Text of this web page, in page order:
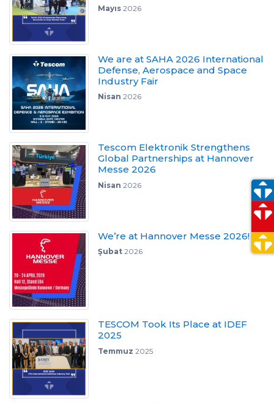
Mayıs2026
We are at SAHA 2026 International
Defense, Aerospace and Space
Industry Fair
Nisan 2026
Tescom Elektronik Strengthens
Global Partnerships at Hannover
Messe 2026
Nisan 2026
We’re at Hannover Messe 2026!
Şubat2026
TESCOM Took Its Place at IDEF
2025
Temmuz 2025